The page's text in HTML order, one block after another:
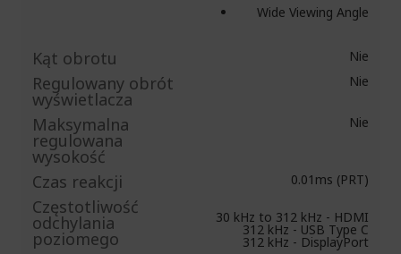
Wide Viewing Angle
Kąt obrotu Nie
Regulowany obrót
wyświetlacza
Nie
Maksymalna
regulowana
wysokość
Nie
Czas reakcji 0.01ms (PRT)
Częstotliwość
odchylania
poziomego
30 kHz to 312 kHz - HDMI
312 kHz - USB Type C
312 kHz - DisplayPort